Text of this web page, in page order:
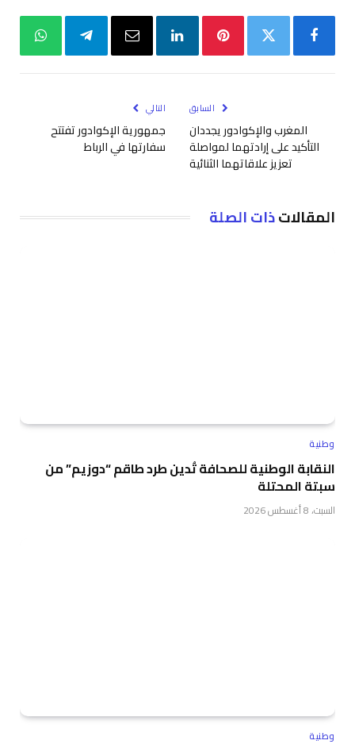
السابق
المغرب والإكوادور يجددان
التأكيد على إرادتهما لمواصلة
تعزيز علاقاتهما الثنائية
التالي
جمهورية الإكوادور تفتتح
سفارتها في الرباط
المقالاتذات الصلة
وطنية
النقابة الوطنية للصحافة تُدين طرد طاقم “دوزيم” من
سبتة المحتلة
السبت، 8 أغسطس 2026
وطنية